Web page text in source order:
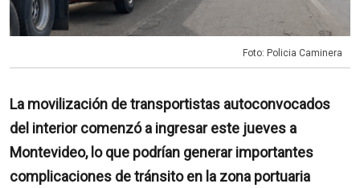
Foto: Policia Caminera
La movilización de transportistas autoconvocados
del interior comenzó a ingresar este jueves a
Montevideo, lo que podrían generar importantes
complicaciones de tránsito en la zona portuaria